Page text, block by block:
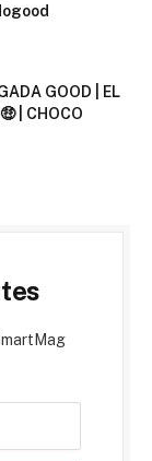
GOOD | EL
| CHOCO